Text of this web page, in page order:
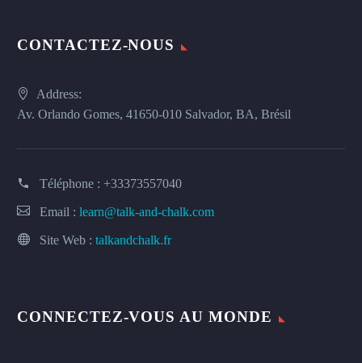
CONTACTEZ-NOUS
Address:
Av. Orlando Gomes, 41650-010 Salvador, BA, Brésil
Téléphone : +33373557040
Email : learn@talk-and-chalk.com
Site Web : talkandchalk.fr
CONNECTEZ-VOUS AU MONDE